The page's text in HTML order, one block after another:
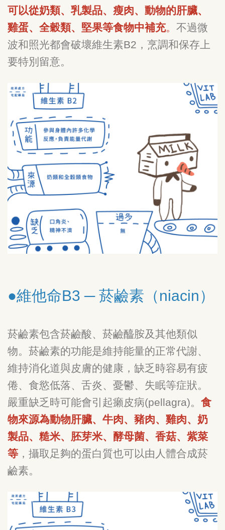
可以從奶類、乳製品、瘦肉、動物的肝臟、
雞蛋、全穀類、堅果等食物中補充。 不過微
波和照光都會破壞維生素B2，烹調和保存上
要特別留意。
●維他命B3 ─ 菸鹼素（niacin）
菸鹼素包含菸鹼酸、菸鹼醯胺及其他類似
物。菸鹼素的功能是維持能量的正常代謝、
維持消化道與皮膚的健康，缺乏時容易有疲
倦、食慾低落、舌炎、憂鬱、失眠等症狀。
嚴重缺乏時可能會引起癩皮病(pellagra)。 食
物來源為動物肝臟、牛肉、豬肉、雞肉、奶
製品、糙米、胚芽米、酵母菌、香菇、紫菜
等 ，攝取足夠的蛋白質也可以由人體合成菸
鹼素。